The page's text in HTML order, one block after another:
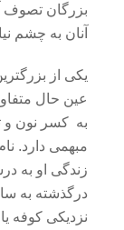
بزرگان تصوف
آنان به چشم
یکی از
عین حال
به کسر نون و
مبهمی دارد.
زندگی او به
نزدیکی کوفه